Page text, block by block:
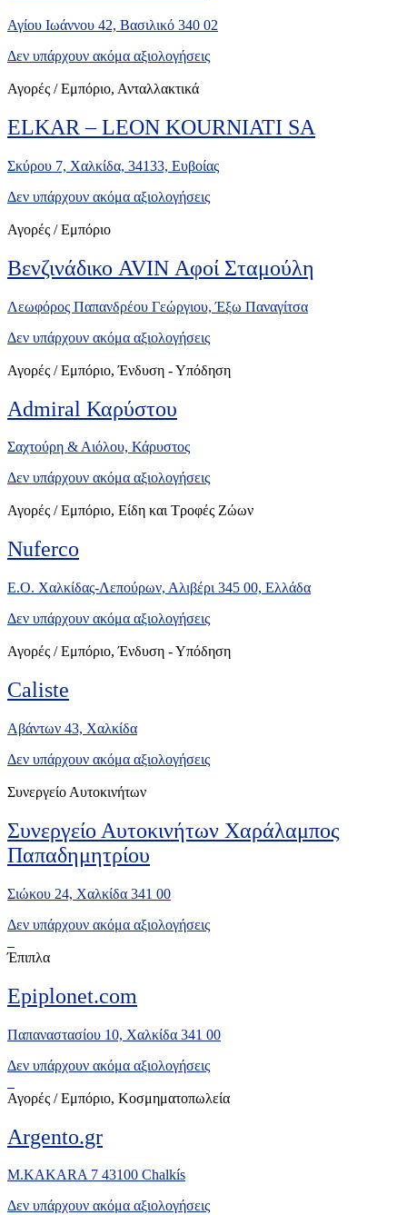
Αγίου Ιωάννου 42, Βασιλικό 340 02
Δεν υπάρχουν ακόμα αξιολογήσεις
Αγορές / Εμπόριο, Ανταλλακτικά
ELKAR – LEON KOURNIATI SA
Σκύρου 7, Χαλκίδα, 34133, Ευβοίας
Δεν υπάρχουν ακόμα αξιολογήσεις
Αγορές / Εμπόριο
Βενζινάδικο AVIN Αφοί Σταμούλη
Λεωφόρος Παπανδρέου Γεώργιου, Έξω Παναγίτσα
Δεν υπάρχουν ακόμα αξιολογήσεις
Αγορές / Εμπόριο, Ένδυση - Υπόδηση
Admiral Καρύστου
Σαχτούρη & Αιόλου, Κάρυστος
Δεν υπάρχουν ακόμα αξιολογήσεις
Αγορές / Εμπόριο, Είδη και Τροφές Ζώων
Nuferco
Ε.Ο. Χαλκίδας-Λεπούρων, Αλιβέρι 345 00, Ελλάδα
Δεν υπάρχουν ακόμα αξιολογήσεις
Αγορές / Εμπόριο, Ένδυση - Υπόδηση
Caliste
Αβάντων 43, Χαλκίδα
Δεν υπάρχουν ακόμα αξιολογήσεις
Συνεργείο Αυτοκινήτων
Συνεργείο Αυτοκινήτων Χαράλαμπος
Παπαδημητρίου
Σιώκου 24, Χαλκίδα 341 00
Δεν υπάρχουν ακόμα αξιολογήσεις
Έπιπλα
Epiplonet.com
Παπαναστασίου 10, Χαλκίδα 341 00
Δεν υπάρχουν ακόμα αξιολογήσεις
Αγορές / Εμπόριο, Κοσμηματοπωλεία
Argento.gr
M.KAKARA 7 43100 Chalkís
Δεν υπάρχουν ακόμα αξιολογήσεις